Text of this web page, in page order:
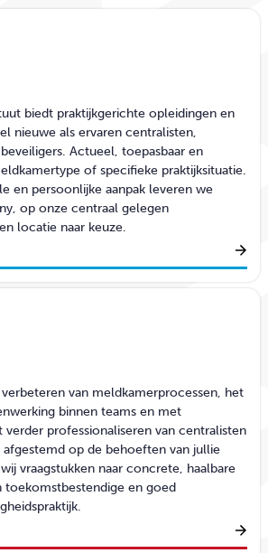
biedt praktijkgerichte opleidingen en
nieuwe als ervaren centralisten,
Actueel, toepasbaar en
of specifieke praktijksituatie.
en persoonlijke aanpak leveren we
op onze centraal gelegen
locatie naar keuze.
van meldkamerprocessen, het
binnen teams en met
professionaliseren van centralisten
op de behoeften van jullie
vraagstukken naar concrete, haalbare
toekomstbestendige en goed